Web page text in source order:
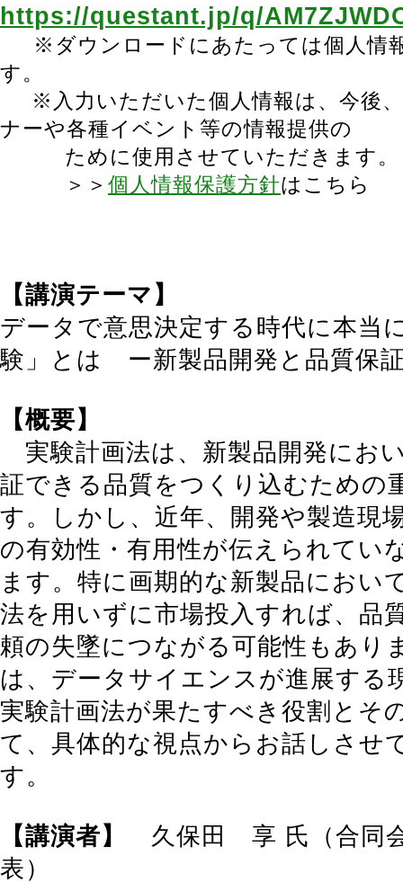
https://questant.jp/q/
※ダウンロードにあたっては個人情
す。
※入力いただいた個人情報は、今後
ナーや各種イベント等の情報提供の
ために使用させていただきます。
＞＞ 個人情報保護方針はこちら
【講演テーマ】
データで意思決定する時代に本当
験」とは ー新製品開発と品質保
【概要】
実験計画法は、新製品開発にお
証できる品質をつくり込むための
す。しかし、近年、開発や製造現
の有効性・有用性が伝えられてい
ます。特に画期的な新製品におい
法を用いずに市場投入すれば、品
頼の失墜につながる可能性もあり
は、データサイエンスが進展する
実験計画法が果たすべき役割とそ
て、具体的な視点からお話しさせ
す。
【講演者】
久保田 享 氏（合同
表）